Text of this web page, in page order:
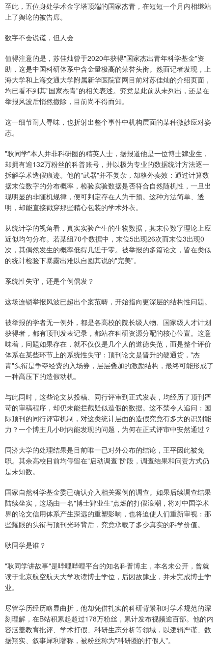
至此，五位身处学术金字塔顶端的国家杰青，在短短一个月内相继站
上了舆论的被告席。
数字不会说谎，但人会
值得注意的是，苏佳灿曾于2020年获得"国家杰出青年科学基金"资
助，这是中国科研体系中含金量极高的荣誉头衔。然而记者发现，上
海大学和上海交通大学附属新华医院官网目前对苏佳灿的介绍页面，
均已看不到其"国家杰青"的相关表述。究竟是此前从未列出，还是在
举报风波后悄然撤除，目前尚不得而知。
这一细节耐人寻味，也折射出整个事件中机构层面的某种微妙应对姿
态。
"耿同学"本人并非科研圈的精英人士，据报道他是一位博士肄业生，
却拥有逾132万粉丝的科普账号，并以极为专业的数据统计方法逐一
拆解学术造假痕迹。他的"武器"并不复杂，却格外奏效：通过计算数
据末位数字的分布概率，检验实验数据是否符合自然随机性，一旦出
现明显的非随机规律，便可判定存在人为干预。这种方法简单、透
明，却能直接戳穿那些精心包装的学术外衣。
从统计学的视角看，真实实验产生的生物数据，其末位数字理论上应
近似均匀分布。若某组70个数据中，末位5出现26次而末位3出现0
次，其偶然发生的概率低得几近于零。被举报的多篇论文，皆在类似
的统计检验下暴露出难以自圆其说的"完美"。
系统性失守，还是个例偶发？
这场连锁举报风波已超出个案范畴，开始指向更深层的结构性问题。
被举报的学者无一例外，都是各高校的院长级人物、国家级人才计划
获得者，都有顶刊发表记录，都站在科研资源分配的核心位置。这意
味着，问题如果存在，就不仅仅是几个人的道德失范，而是整个评价
体系在某些环节上的系统性失守：顶刊论文是晋升的硬通货，"杰
青"头衔是争夺经费的入场券，层层叠加的激励结构，最终可能形成了
一种高压下的造假动机。
与此同时，这些论文从投稿、同行评审到正式发表，均经历了顶刊严
苛的审稿程序，却仍未能拦截疑似造假的数据。这不禁令人追问：国
际顶刊的同行评审机制，对这类统计层面的造假究竟有多大的识别能
力？一个博主几小时内能发现的问题，为何在正式评审中安然通过？
同济大学的处理结果是目前唯一已对外公布的结论，王平因此被免
职。其余高校目前均停留在"启动调查"阶段，调查结果和问责方式仍
是未知数。
国家自然科学基金委已确认介入相关案例的调查。如果后续调查结果
陆续坐实，这场由一名"博士肄业生"点燃的打假浪潮，将对中国学术
界的论文信用体系产生深远的重塑影响，也将迫使人们重新审视：那
些耀眼的头衔与顶刊光环背后，究竟承载了多少真实的科学价值。
耿同学是谁？
"耿同学讲故事"是哔哩哔哩平台的知名科普博主，本名未公开，曾就
读于北京航空航天大学攻读博士学位，后因故肄业，并未完成博士学
业。
尽管学历经历略显曲折，他却凭借扎实的科研背景和对学术规范的深
刻理解，在B站积累起超过178万粉丝，累计发布视频逾百部。他的内
容涵盖教育批评、学术打假、科研生态分析等领域，以逻辑严谨、数
据翔实、叙事犀利著称，被粉丝称为"科研圈的打假人"。